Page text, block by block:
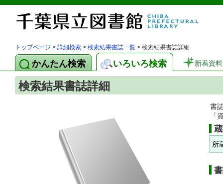
トップページ > 詳細検索 > 検索結果書誌一覧 > 検索結果書誌詳細
かんたん検索 いろいろ検索 新着資料
検索結果書誌詳細
書
「
所